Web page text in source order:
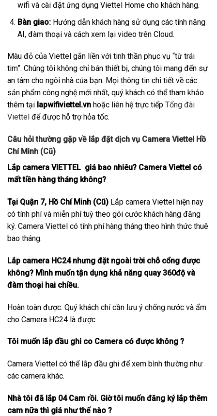
wifi và cài đặt ứng dụng Viettel Home cho khách hàng.
Bàn giao:Hướng dẫn khách hàng sử dụng các tính năng
AI, đàm thoại và cách xem lại video trên Cloud.
Màu đỏ của Viettel gắn liền với tinh thần phục vụ “từ trái
tim”. Chúng tôi không chỉ bán thiết bị, chúng tôi mang đến sự
an tâm cho ngôi nhà của bạn. Mọi thông tin chi tiết về các
sản phẩm công nghệ mới nhất, quý khách có thể tham khảo
thêm tại lapwifiviettel.vn hoặc liên hệ trực tiếp Tổng đài
Viettel để được hỗ trợ hỏa tốc.
Câu hỏi thường gặp về lắp đặt dịch vụ Camera Viettel Hồ
Chí Minh (Cũ)
Lắp camera VIETTEL giá bao nhiêu? Camera Viettel có
mất tiền hàng tháng không?
Tại Quận 7, Hồ Chí Minh (Cũ) Lắp camera Viettel hiện nay
có tính phí và miễn phí tuỳ theo gói cước khách hàng đăng
ký. Camera Viettel có tính phí hàng tháng theo hình thức thuê
bao tháng.
Lắp camera HC24 nhưng đặt ngoài trời chỗ cổng được
không? Mình muốn tận dụng khả năng quay 360độ và
đàm thoại hai chiều.
Hoàn toàn được. Quý khách chỉ cần lưu ý chống nước và ẩm
cho Camera HC24 là được.
Tôi muốn lắp đầu ghi co Camera có được không ?
Camera Viettel có thể lắp đầu ghi để xem bình thường như
các camera khác.
Nhà tôi đã lắp 04 Cam rồi. Giờ tôi muốn đăng ký lắp thêm
cam nữa thì giá như thế nào ?